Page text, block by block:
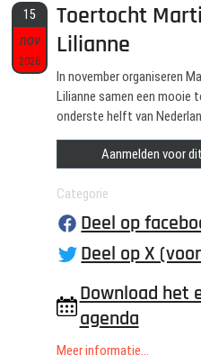
15
nov
2026
Toertocht
Lilianne
In november organiseren
Lilianne samen een mooie
onderste helft van
Aanmelden voor
Categorie
Deel op
Deel op X
Download het
agenda
Meer informatie...